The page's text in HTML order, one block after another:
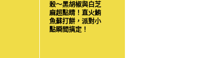
殺～黑胡椒與白芝
麻超點睛！直火鮪
魚蘇打餅，派對小
點瞬間搞定！